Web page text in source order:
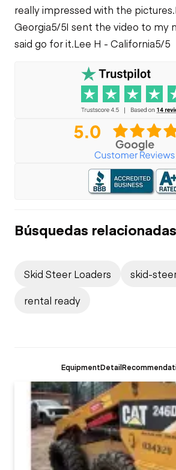
really impressed with the pictures.
Georgia5/5I sent the video to my
said go for it.Lee H - California5/5
Búsquedas relacionadas
Skid Steer Loaders
skid-
rental ready